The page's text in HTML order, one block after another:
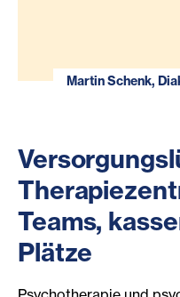
Martin Schenk,
Teams,
Plätze